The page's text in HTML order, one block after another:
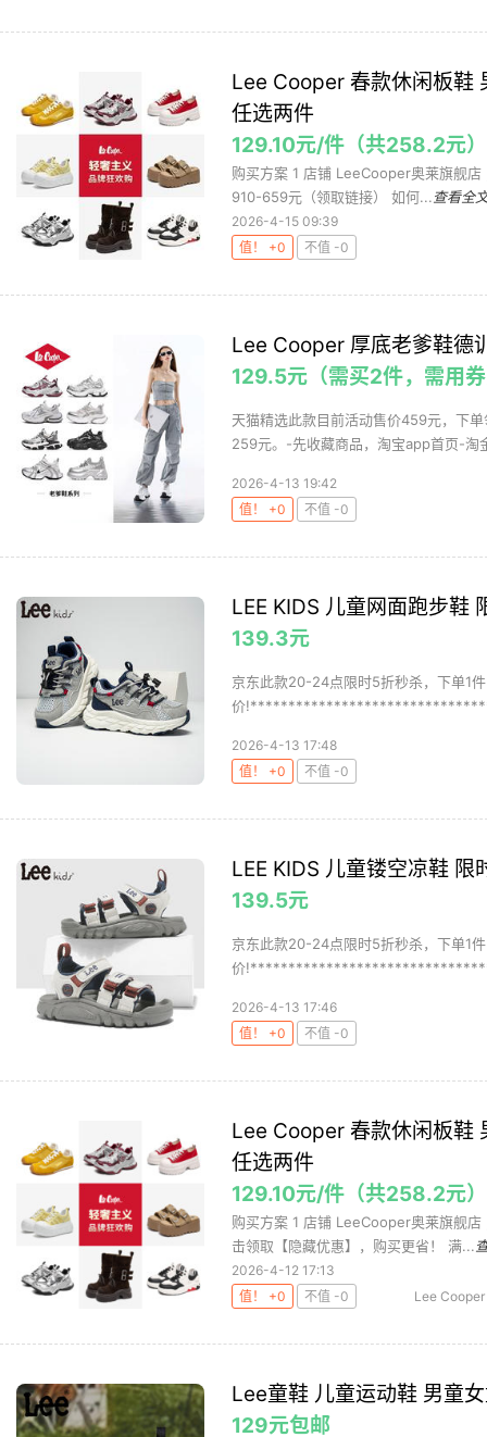
Lee Cooper 春款休闲板鞋
任选两件
129.10元/件（共258.2元
购买方案 1 店铺 LeeCooper奥莱旗舰
910-659元（领取链接） 如何... 查看全
2026-4-15 09:39
值！ +0
不值 -0
Lee Cooper 厚底老爹鞋德
129.5元（需买2件，需用
天猫精选此款目前活动售价459元，下
259元。-先收藏商品，淘宝app首页-淘
2026-4-13 19:42
值！ +0
不值 -0
LEE KIDS 儿童网面跑步鞋
139.3元
京东此款20-24点限时5折秒杀，下单1
价
2026-4-13 17:48
值！ +0
不值 -0
LEE KIDS 儿童镂空凉鞋 限
139.5元
京东此款20-24点限时5折秒杀，下单1
价
2026-4-13 17:46
值！ +0
不值 -0
Lee Cooper 春款休闲板鞋
任选两件
129.10元/件（共258.2元
购买方案 1 店铺 LeeCooper奥莱旗舰
击领取【隐藏优惠】，购买更省！ 满...
2026-4-12 17:13
值！ +0
不值 -0 Lee Cooper
Lee童鞋 儿童运动鞋 男童
129元包邮